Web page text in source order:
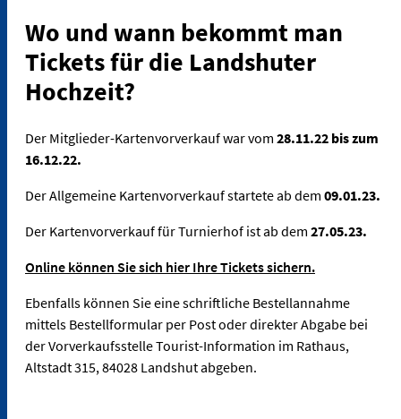
Wo und wann bekommt man
Tickets für die Landshuter
Hochzeit?
Der Mitglieder-Kartenvorverkauf war vom 28.11.22 bis zum
16.12.22.
Der Allgemeine Kartenvorverkauf startete ab dem 09.01.23.
Der Kartenvorverkauf für Turnierhof ist ab dem 27.05.23.
Online können Sie sich hier Ihre Tickets sichern.
Ebenfalls können Sie eine schriftliche Bestellannahme
mittels Bestellformular per Post oder direkter Abgabe bei
der Vorverkaufsstelle Tourist-Information im Rathaus,
Altstadt 315, 84028 Landshut abgeben.